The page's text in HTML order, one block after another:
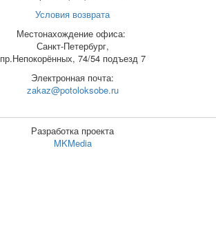
Условия возврата
Местонахождение офиса:
Санкт-Петербург,
пр.Непокорённых, 74/54 подъезд 7
Электронная почта:
zakaz@potoloksobe.ru
Разработка проекта
MKMedia